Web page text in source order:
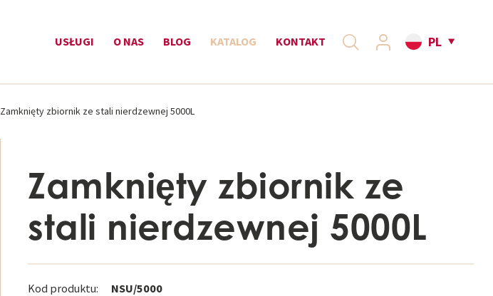
USŁUGI O NAS BLOG KATALOG KONTAKT PL
Zamknięty zbiornik ze stali nierdzewnej 5000L
Zamknięty zbiornik ze
stali nierdzewnej 5000L
Kod produktu: NSU/5000